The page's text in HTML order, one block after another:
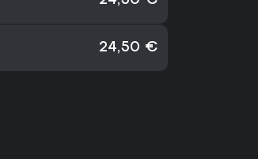
24,50 €